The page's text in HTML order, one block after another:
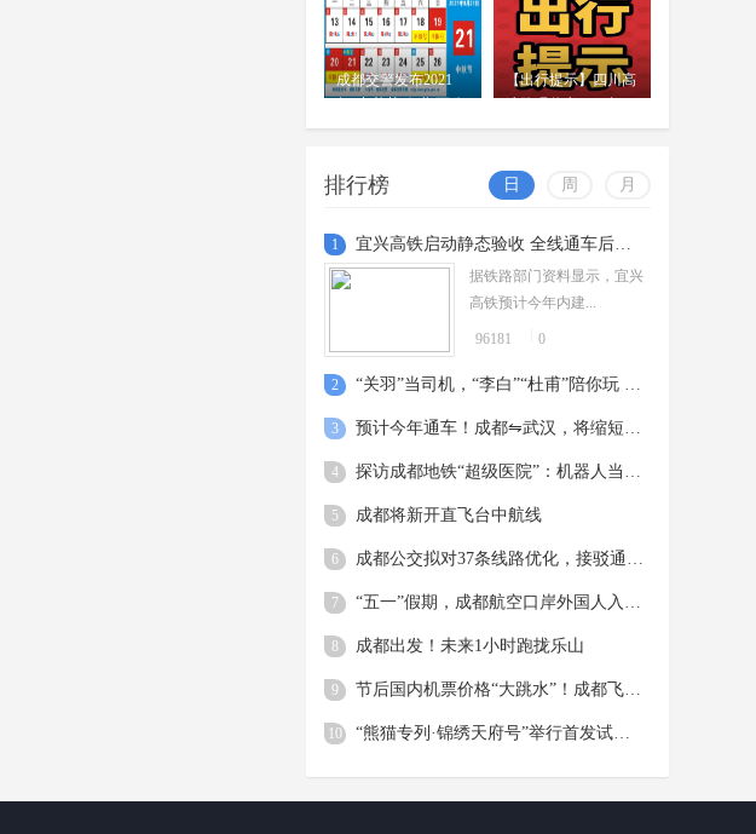
理措施
成都交警发布2021
布一提示
【出行提示】四川高
月2日7时截止目前
排行榜 日 周 月
1 宜兴高铁启动静态验收 全线通车后武汉至成都将缩短至5小时内
据铁路部门资料显示，宜兴
高铁预计今年内建...
96181 0
2 “关羽”当司机，“李白”“杜甫”陪你玩 ——成都在主题观光巴士里装下一座城市的浪漫
3 预计今年通车！成都⇋武汉，将缩短到5小时内
4 探访成都地铁“超级医院”：机器人当“主治医生” 一年可“接诊”625辆列车
5 成都将新开直飞台中航线
6 成都公交拟对37条线路优化，接驳通勤更便民
7 “五一”假期，成都航空口岸外国人入出境2.1万余人次
8 成都出发！未来1小时跑拢乐山
9 节后国内机票价格“大跳水”！成都飞三亚、丽江最低“2字头”
10 “熊猫专列·锦绣天府号”举行首发试乘仪式